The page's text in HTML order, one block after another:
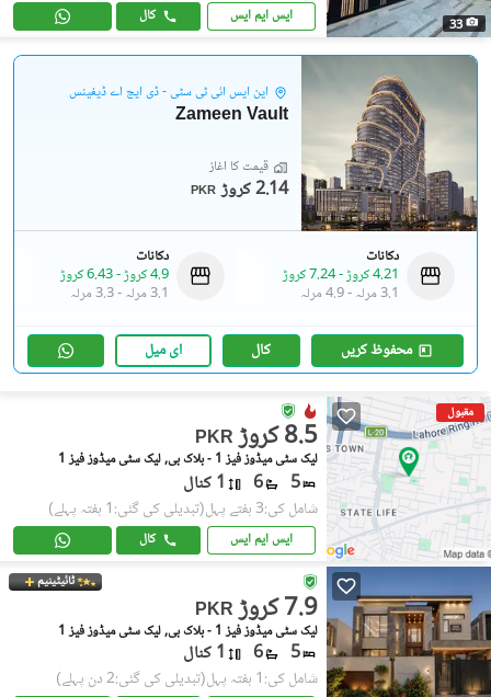
33 ایس ایم ایس کال
این ایس آئی ٹی سٹی - ڈی ایچ اے ڈیفینس
Zameen Vault
قیمت کا آغاز
PKR 2.14 کروڑ
دکانات
4.21 کروڑ
-7.24 کروڑ
3.1 مرلہ
-4.9 مرلہ
دکانات
4.9 کروڑ
-6.43 کروڑ
3.1 مرلہ
-3.3 مرلہ
محفوظ کریں کال ای میل
مقبول
PKR 8.5 کروڑ
لیک سٹی میڈوز فیز 1 - بلاک بی, لیک سٹی میڈوز فیز 1
5
6 1 کنال
شامل کی:3 ہفتے پہل (تبدیلی کی گئی:1 ہفتہ پہلے)
ایس ایم ایس کال
ٹائیٹینیم
PKR 7.9 کروڑ
لیک سٹی میڈوز فیز 1 - بلاک بی, لیک سٹی میڈوز فیز 1
5
6 1 کنال
شامل کی:1 ہفتہ پہل (تبدیلی کی گئی:2 دن پہلے)